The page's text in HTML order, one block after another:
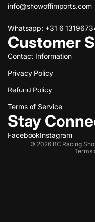
info@showoffimports.com
Whatsapp: +31 6
Customer
Contact Information
Privacy Policy
Refund Policy
Terms of Service
Stay
FacebookInstagram
© 2026 BC Racing
Terms
Refund policy
Privacy policy
Terms of service
Shipping policy
Contact